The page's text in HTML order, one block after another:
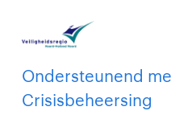
Ondersteunend
Crisisbeheersing